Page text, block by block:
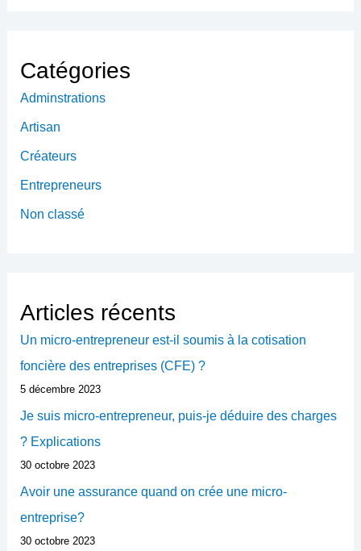
e
r
Catégories
Adminstrations
Artisan
Créateurs
Entrepreneurs
Non classé
Articles récents
Un micro-entrepreneur est-il soumis à la cotisation
foncière des entreprises (CFE) ?
5 décembre 2023
Je suis micro-entrepreneur, puis-je déduire des charges
? Explications
30 octobre 2023
Avoir une assurance quand on crée une micro-
entreprise?
30 octobre 2023